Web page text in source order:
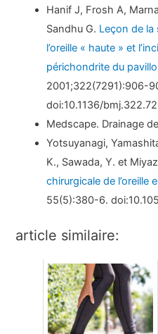
Hanif J, Frosh A,
Sandhu G. Leçon de la
l’oreille « haute » et
périchondrite du
2001;322(7291):906-
doi:10.1136/
Medscape. Drainage
Yotsuyanagi,
K., Sawada, Y. et
chirurgicale de l’oreille
55(5):380-6.
article similaire: